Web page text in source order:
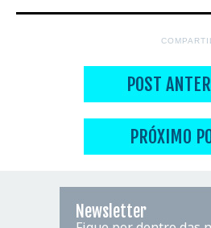
POST
PRÓXIMO
Newsletter